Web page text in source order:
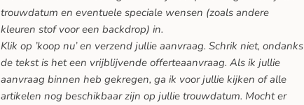
trouwdatum en eventuele speciale wensen (zoals andere
kleuren stof voor een backdrop) in.
Klik op ’koop nu’ en verzend jullie aanvraag. Schrik niet, ondanks
de tekst is het een vrijblijvende offerteaanvraag. Als ik jullie
aanvraag binnen heb gekregen, ga ik voor jullie kijken of alle
artikelen nog beschikbaar zijn op jullie trouwdatum. Mocht er